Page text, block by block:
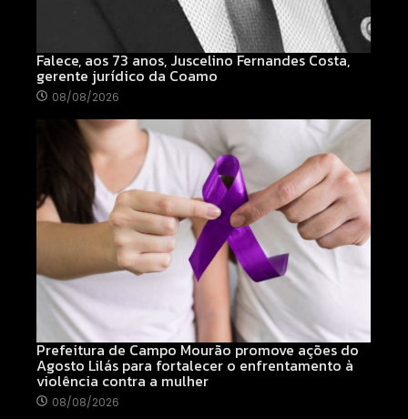
Falece, aos 73 anos, Juscelino Fernandes Costa,
gerente jurídico da Coamo
08/08/2026
Prefeitura de Campo Mourão promove ações do
Agosto Lilás para fortalecer o enfrentamento à
violência contra a mulher
08/08/2026